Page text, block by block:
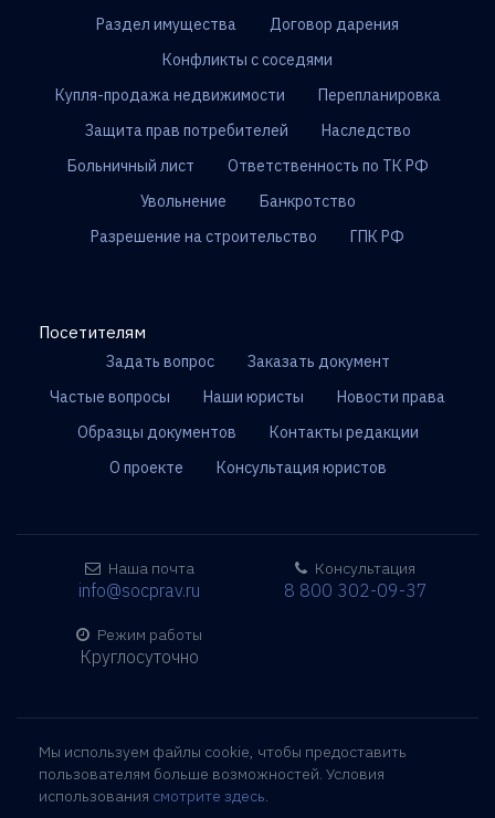
Раздел имущества
Договор дарения
Конфликты с соседями
Купля-продажа недвижимости
Перепланировка
Защита прав потребителей
Наследство
Больничный лист
Ответственность по ТК РФ
Увольнение
Банкротство
Разрешение на строительство
ГПК РФ
Посетителям
Задать вопрос
Заказать документ
Частые вопросы
Наши юристы
Новости права
Образцы документов
Контакты редакции
О проекте
Консультация юристов
Наша почта
info@socprav.ru
Режим работы
Круглосуточно
Консультация
8 800 302-09-37
Мы используем файлы cookie, чтобы предоставить
пользователям больше возможностей. Условия
использования смотрите здесь